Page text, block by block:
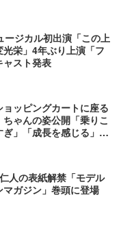
ジカル初出演「この上
栄」4年ぶり上演「フ
ャスト発表
ッピングカートに座る
ゃんの姿公開「乗りこ
」「成長を感じる」の
人の表紙解禁「モデル
ガジン」巻頭に登場